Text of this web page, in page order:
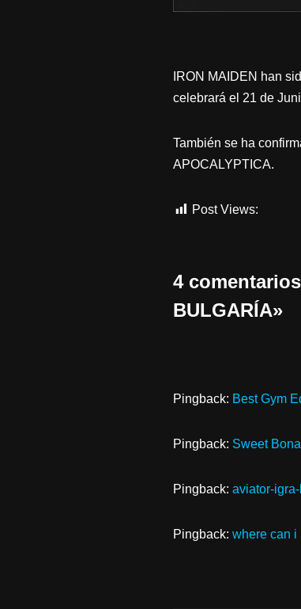
IRON MAIDEN han
celebrará el 21 de
También se ha
APOCALYPTICA.
Post Views:
4 comentarios
BULGARÍA»
Pingback: Best Gym
Pingback: Sweet
Pingback: aviator-
Pingback: where can i